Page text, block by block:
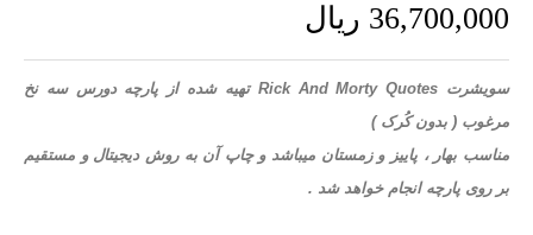
36,700,000 ریال
سویشرت Rick And Morty Quotes تهیه شده از پارچه دورس سه نخ
مرغوب ( بدون کُرک )
مناسب بهار ، پاییز و زمستان میباشد و چاپ آن به روش دیجیتال و مستقیم
بر روی پارچه انجام خواهد شد .